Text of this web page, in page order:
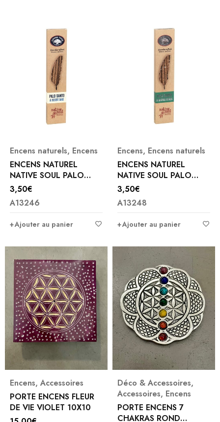
Encens naturels, Encens
ENCENS NATUREL
NATIVE SOUL PALO
SANTO et SAUGE DU
DESERT
3,50€
A13246
Ajouter au panier
Encens, Encens naturels
ENCENS NATUREL
NATIVE SOUL PALO
SANTO et HERBES
SACRÉES
3,50€
A13248
Ajouter au panier
Encens, Accessoires
PORTE ENCENS FLEUR
DE VIE VIOLET 10X10
Déco & Accessoires,
Accessoires, Encens
PORTE ENCENS 7
CHAKRAS ROND